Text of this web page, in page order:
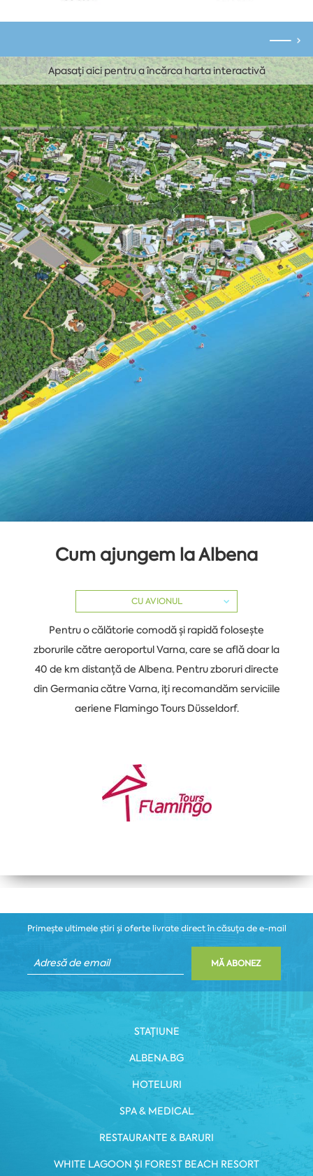
Apasați aici pentru a încărca harta interactivă
Cum ajungem la Albena
CU AVIONUL
Pentru o călătorie comodă și rapidă folosește
zborurile către aeroportul Varna, care se află doar la
40 de km distanță de Albena. Pentru zboruri directe
din Germania către Varna, iți recomandăm serviciile
aeriene Flamingo Tours Düsseldorf.
Primește ultimele știri și oferte livrate direct în căsuța de e-mail
MĂ ABONEZ
STAȚIUNE
ALBENA.BG
HOTELURI
SPA & MEDICAL
RESTAURANTE & BARURI
WHITE LAGOON ȘI FOREST BEACH RESORT